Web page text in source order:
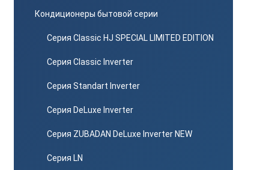
Кондиционеры бытовой серии
Серия Classic HJ SPECIAL LIMITED EDITION
Серия Classic Inverter
Серия Standart Inverter
Серия DeLuxe Inverter
Серия ZUBADAN DeLuxe Inverter NEW
Серия LN